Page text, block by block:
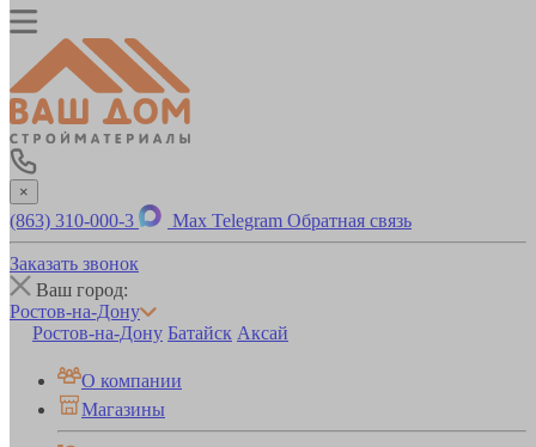
×
(863) 310-000-3 Max Telegram Обратная связь
Заказать звонок
Ваш город:
Ростов-на-Дону
Ростов-на-Дону Батайск Аксай
О компании
Магазины